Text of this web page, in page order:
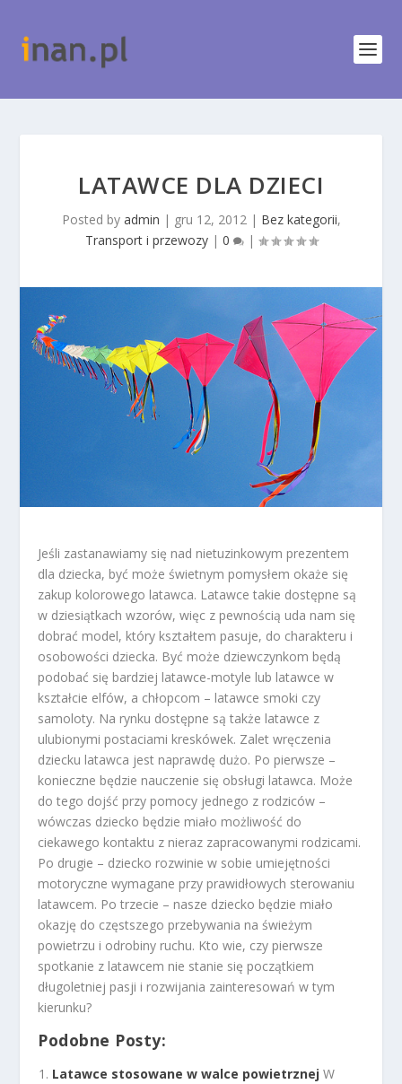
LATAWCE DLA DZIECI
Posted by admin | gru 12, 2012| Bez kategorii,
Transport i przewozy| 0 |
Jeśli zastanawiamy się nad nietuzinkowym prezentem
dla dziecka, być może świetnym pomysłem okaże się
zakup kolorowego latawca. Latawce takie dostępne są
w dziesiątkach wzorów, więc z pewnością uda nam się
dobrać model, który kształtem pasuje, do charakteru i
osobowości dziecka. Być może dziewczynkom będą
podobać się bardziej latawce-motyle lub latawce w
kształcie elfów, a chłopcom – latawce smoki czy
samoloty. Na rynku dostępne są także latawce z
ulubionymi postaciami kreskówek. Zalet wręczenia
dziecku latawca jest naprawdę dużo. Po pierwsze –
konieczne będzie nauczenie się obsługi latawca. Może
do tego dojść przy pomocy jednego z rodziców –
wówczas dziecko będzie miało możliwość do
ciekawego kontaktu z nieraz zapracowanymi rodzicami.
Po drugie – dziecko rozwinie w sobie umiejętności
motoryczne wymagane przy prawidłowych sterowaniu
latawcem. Po trzecie – nasze dziecko będzie miało
okazję do częstszego przebywania na świeżym
powietrzu i odrobiny ruchu. Kto wie, czy pierwsze
spotkanie z latawcem nie stanie się początkiem
długoletniej pasji i rozwijania zainteresowań w tym
kierunku?
Podobne Posty:
Latawce stosowane w walce powietrznej W